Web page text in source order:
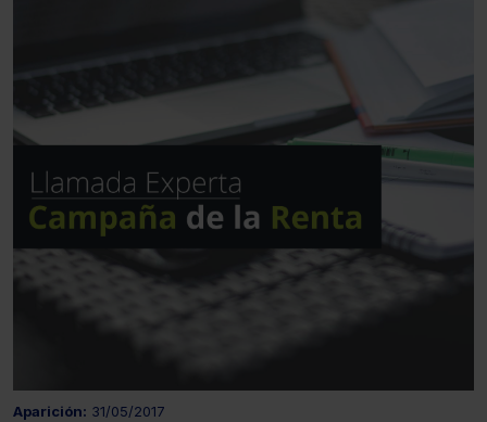
Aparición: 31/05/2017